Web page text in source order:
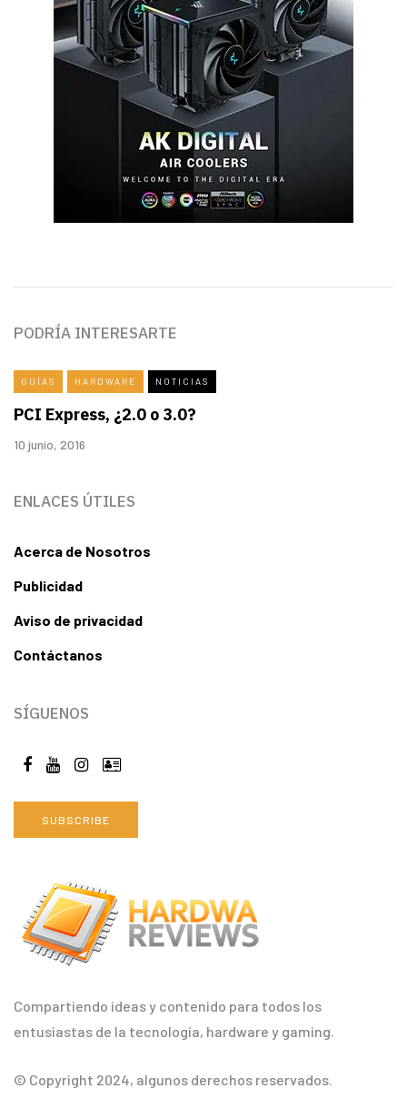
Compartiendo ideas y contenido para todos los
entusiastas de la tecnología, hardware y gaming.
© Copyright 2024, algunos derechos reservados.
PODRÍA INTERESARTE
GUÍAS HARDWARE NOTICIAS
PCI Express, ¿2.0 o 3.0?
10 junio, 2016
ENLACES ÚTILES
Acerca de Nosotros
Publicidad
Aviso de privacidad
Contáctanos
SÍGUENOS
SUBSCRIBE